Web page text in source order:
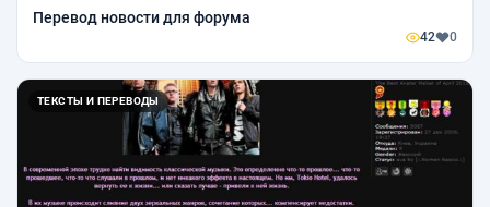
Перевод новости для форума
42 0
ТЕКСТЫ И ПЕРЕВОДЫ